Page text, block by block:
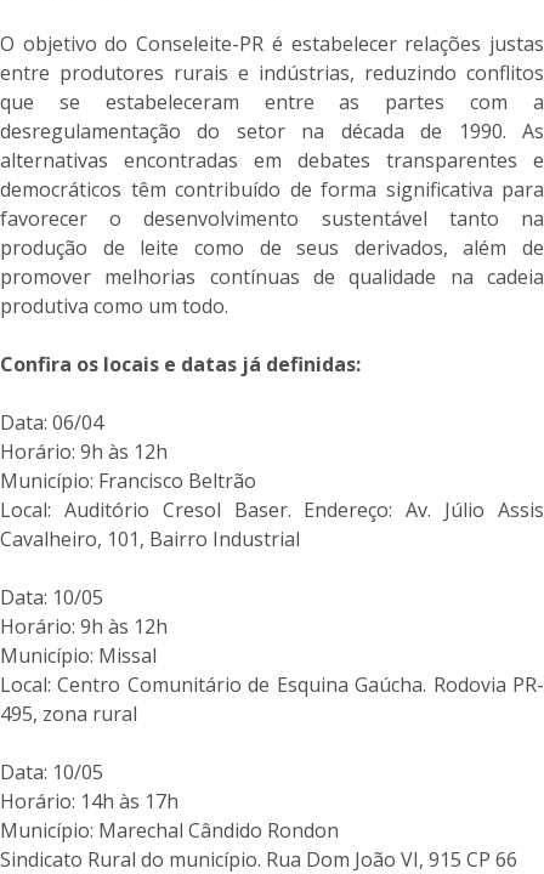
O objetivo do Conseleite-PR é estabelecer relações justas
entre produtores rurais e indústrias, reduzindo conflitos
que se estabeleceram entre as partes com a
desregulamentação do setor na década de 1990. As
alternativas encontradas em debates transparentes e
democráticos têm contribuído de forma significativa para
favorecer o desenvolvimento sustentável tanto na
produção de leite como de seus derivados, além de
promover melhorias contínuas de qualidade na cadeia
produtiva como um todo.
Confira os locais e datas já definidas:
Data: 06/04
Horário: 9h às 12h
Município: Francisco Beltrão
Local: Auditório Cresol Baser. Endereço: Av. Júlio Assis
Cavalheiro, 101, Bairro Industrial
Data: 10/05
Horário: 9h às 12h
Município: Missal
Local: Centro Comunitário de Esquina Gaúcha. Rodovia PR-
495, zona rural
Data: 10/05
Horário: 14h às 17h
Município: Marechal Cândido Rondon
Sindicato Rural do município. Rua Dom João VI, 915 CP 66